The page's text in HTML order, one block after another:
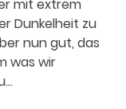
mit extrem
Dunkelheit zu
nun gut, das
was wir